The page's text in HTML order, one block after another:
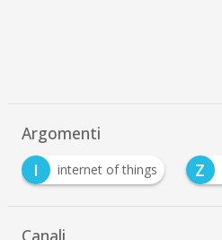
Argomenti
I
internet of things Z
Canali